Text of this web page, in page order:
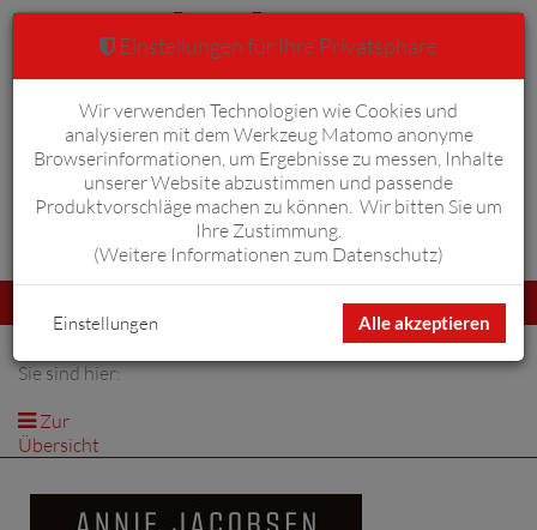
Anmelden Warenkorb 0
umschalten
Sie sind hier:
Zur
Übersicht
Einstellungen für Ihre Privatsphäre
Wir verwenden Technologien wie Cookies und
analysieren mit dem Werkzeug Matomo anonyme
Browserinformationen, um Ergebnisse zu messen, Inhalte
unserer Website abzustimmen und passende
Produktvorschläge machen zu können. Wir bitten Sie um
Ihre Zustimmung.
(Weitere Informationen zum Datenschutz)
Alle akzeptieren
Einstellungen